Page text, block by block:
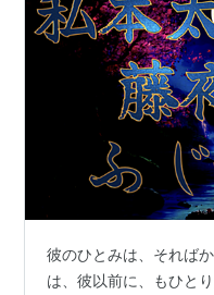
抱いてはいない。
彼のひとみは、それば
は、彼以前に、もひと